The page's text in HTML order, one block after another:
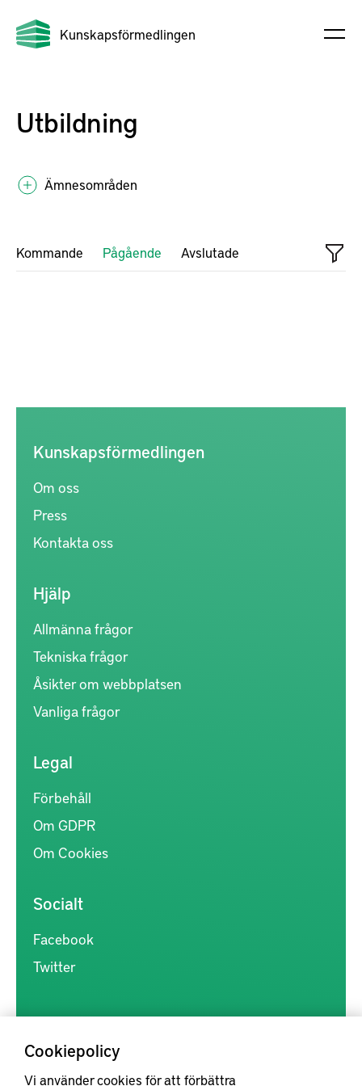
Kunskapsförmedlingen
Utbildning
Ämnesområden
Kommande Pågående Avslutade
Cookiepolicy
Vi använder cookies för att förbättra
Kunskapsförmedlingen
Om oss
Press
Kontakta oss
Hjälp
Allmänna frågor
Tekniska frågor
Åsikter om webbplatsen
Vanliga frågor
Legal
Förbehåll
Om GDPR
Om Cookies
Socialt
Facebook
Twitter